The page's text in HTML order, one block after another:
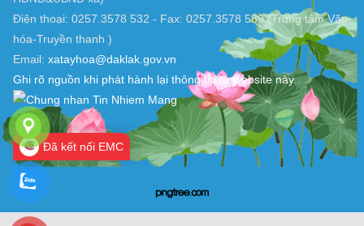
Điện thoại: 0257.3578 532 - Fax: 0257.3578 589 (Trung tâm Văn
hóa-Truyền thanh )
Email: xatayhoa@daklak.gov.vn
Ghi rõ nguồn khi phát hành lại thông tin từ website này.
Đã kết nối EMC